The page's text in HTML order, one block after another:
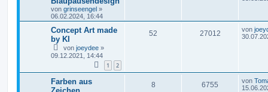
von grinseengel »
06.02.2024, 16:44
Concept Art made
by KI
von joeydee »
09.12.2021, 14:44
1 2
52 27012 von
Farben aus
8 6755 von